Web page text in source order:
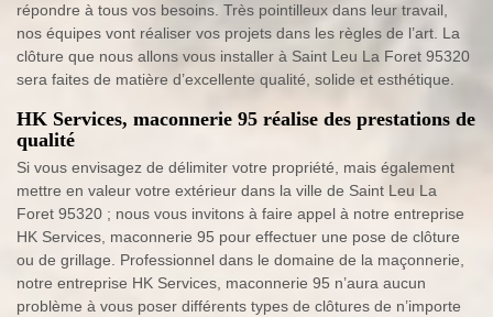
répondre à tous vos besoins. Très pointilleux dans leur travail,
nos équipes vont réaliser vos projets dans les règles de l’art. La
clôture que nous allons vous installer à Saint Leu La Foret 95320
sera faites de matière d’excellente qualité, solide et esthétique.
HK Services, maconnerie 95 réalise des prestations de
qualité
Si vous envisagez de délimiter votre propriété, mais également
mettre en valeur votre extérieur dans la ville de Saint Leu La
Foret 95320 ; nous vous invitons à faire appel à notre entreprise
HK Services, maconnerie 95 pour effectuer une pose de clôture
ou de grillage. Professionnel dans le domaine de la maçonnerie,
notre entreprise HK Services, maconnerie 95 n’aura aucun
problème à vous poser différents types de clôtures de n’importe